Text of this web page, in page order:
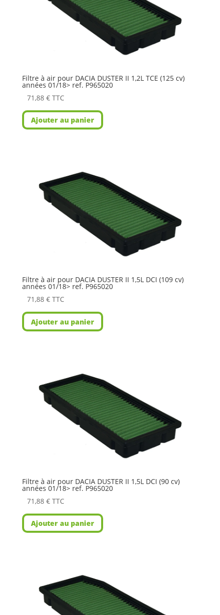
Filtre à air pour DACIA DUSTER II 1,2L TCE (125 cv)
années 01/18> ref. P965020
71,88 € TTC
Ajouter au panier
Filtre à air pour DACIA DUSTER II 1,5L DCI (109 cv)
années 01/18> ref. P965020
71,88 € TTC
Ajouter au panier
Filtre à air pour DACIA DUSTER II 1,5L DCI (90 cv)
années 01/18> ref. P965020
71,88 € TTC
Ajouter au panier